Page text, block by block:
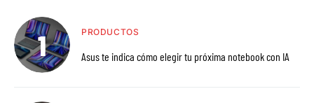
PRODUCTOS
Asus te indica cómo elegir tu próxima notebook con IA